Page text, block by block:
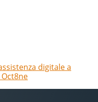
digitale a
Oct8ne